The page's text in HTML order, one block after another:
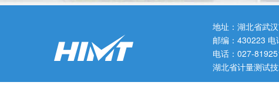
历程,镜头一路走来,鲜红的党
地址：湖北省武
邮编：430223 电
电话：027-
湖北省计量测试